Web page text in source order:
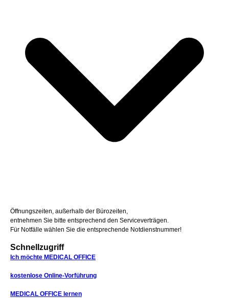
Öffnungszeiten, außerhalb der Bürozeiten,
entnehmen Sie bitte entsprechend den Serviceverträgen.
Für Notfälle wählen Sie die entsprechende Notdienstnummer!
Schnellzugriff
Ich möchte MEDICAL OFFICE
kostenlose Online-Vorführung
MEDICAL OFFICE lernen